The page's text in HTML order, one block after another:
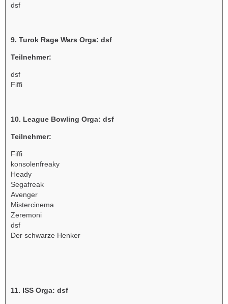
dsf
9. Turok Rage Wars Orga: dsf
Teilnehmer:
dsf
Fiffi
10. League Bowling Orga: dsf
Teilnehmer:
Fiffi
konsolenfreaky
Heady
Segafreak
Avenger
Mistercinema
Zeremoni
dsf
Der schwarze Henker
11. ISS Orga: dsf